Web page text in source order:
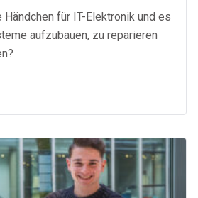
für IT-Elektronik und es
aufzubauen, zu reparieren